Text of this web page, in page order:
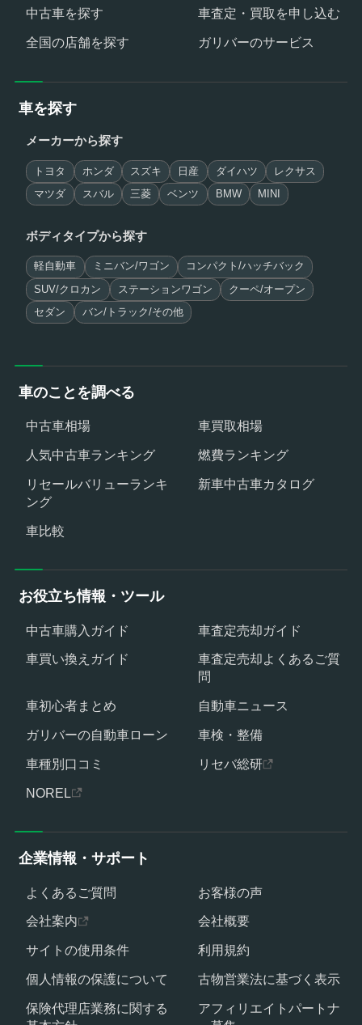
中古車を探す
車査定・買取を申し込む
全国の店舗を探す
ガリバーのサービス
車を探す
メーカーから探す
トヨタ ホンダ スズキ 日産 ダイハツ レクサス
マツダ スバル 三菱 ベンツ BMW MINI
ボディタイプから探す
軽自動車 ミニバン/ワゴン コンパクト/ハッチバック
SUV/クロカン ステーションワゴン クーペ/オープン
セダン バン/トラック/その他
車のことを調べる
中古車相場
車買取相場
人気中古車ランキング
燃費ランキング
リセールバリューランキ
ング
新車中古車カタログ
車比較
お役立ち情報・ツール
中古車購入ガイド
車査定売却ガイド
車買い換えガイド
車査定売却よくあるご質
問
車初心者まとめ
自動車ニュース
ガリバーの自動車ローン
車検・整備
車種別口コミ
リセバ総研
NOREL
企業情報・サポート
よくあるご質問
お客様の声
会社案内
会社概要
サイトの使用条件
利用規約
個人情報の保護について
古物営業法に基づく表示
保険代理店業務に関する
アフィリエイトパートナ